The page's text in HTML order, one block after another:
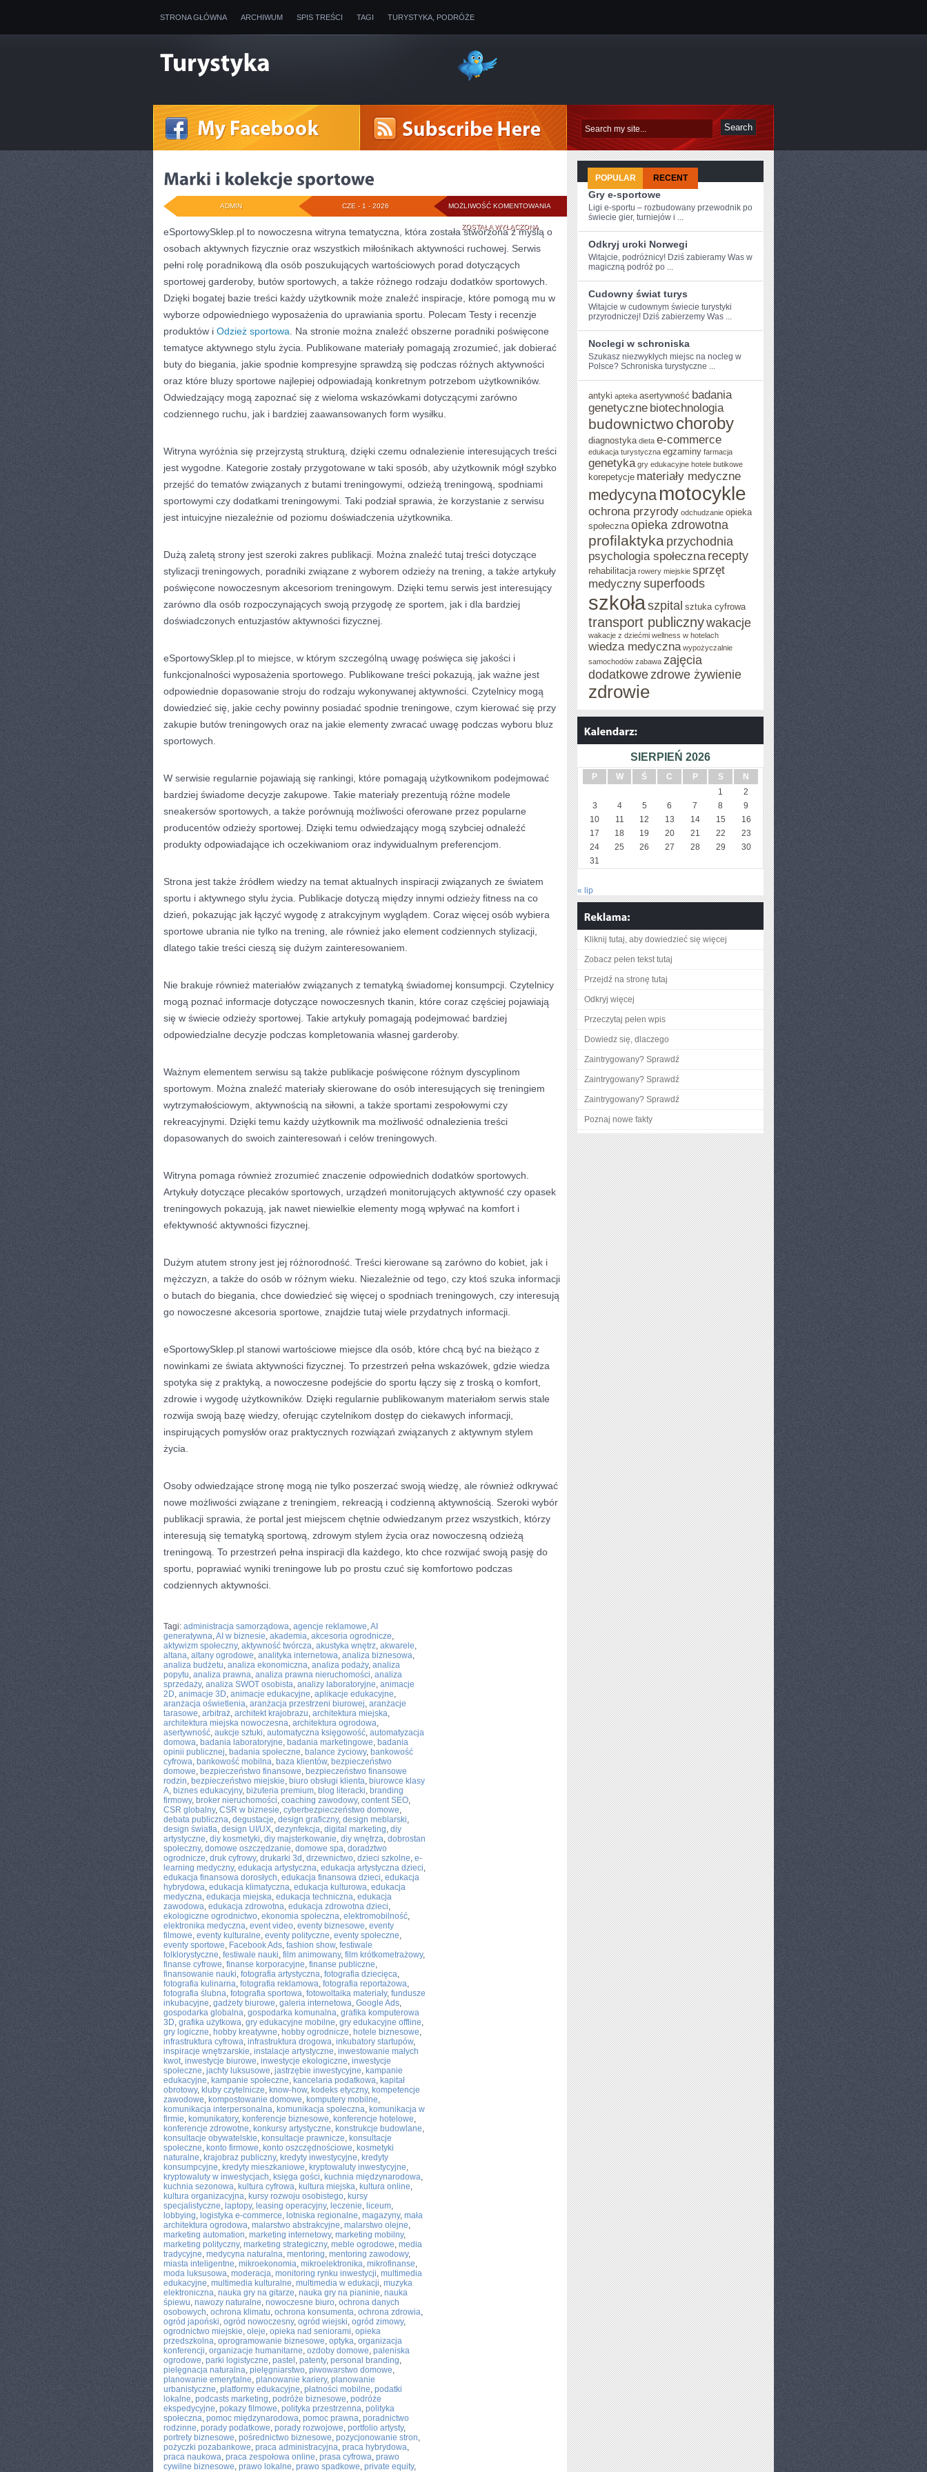
STRONA GŁÓWNA ARCHIWUM SPIS TREŚCI TAGI TURYSTYKA, PODRÓŻE
MOŻLIWOŚĆ KOMENTOWANIA MARKI
KOLEKCJE
SPORTOWE
ZOSTAŁA WYŁĄCZONA
CZE - 1 - 2026
ADMIN
eSportowySklep.pl to nowoczesna witryna tematyczna, która została stworzona z myślą o
osobach aktywnych fizycznie oraz wszystkich miłośnikach aktywności ruchowej. Serwis
pełni rolę poradnikową dla osób poszukujących wartościowych porad dotyczących
sportowej garderoby, butów sportowych, a także różnego rodzaju dodatków sportowych.
Dzięki bogatej bazie treści każdy użytkownik może znaleźć inspiracje, które pomogą mu w
wyborze odpowiedniego wyposażenia do uprawiania sportu. Polecam Testy i recenzje
produktów i Odzież sportowa . Na stronie można znaleźć obszerne poradniki poświęcone
tematyce aktywnego stylu życia. Publikowane materiały pomagają zrozumieć, jak dobierać
buty do biegania, jakie spodnie kompresyjne sprawdzą się podczas różnych aktywności
oraz które bluzy sportowe najlepiej odpowiadają konkretnym potrzebom użytkowników.
Odwiedzający mogą zapoznać się z wieloma wskazówkami dotyczącymi zarówno
codziennego ruchu, jak i bardziej zaawansowanych form wysiłku.
Witryna wyróżnia się przejrzystą strukturą, dzięki czemu odnalezienie interesujących treści
jest wygodne. Kategorie zostały przygotowane w taki sposób, aby użytkownik mógł szybko
przejść do tematów związanych z butami treningowymi, odzieżą treningową, spodniami
sportowymi czy dodatkami treningowymi. Taki podział sprawia, że korzystanie z serwisu
jest intuicyjne niezależnie od poziomu doświadczenia użytkownika.
Dużą zaletą strony jest szeroki zakres publikacji. Można znaleźć tutaj treści dotyczące
stylizacji treningowych, poradniki związane z wyborem odzieży na trening, a także artykuły
poświęcone nowoczesnym akcesoriom treningowym. Dzięki temu serwis jest interesujący
zarówno dla osób rozpoczynających swoją przygodę ze sportem, jak i dla bardziej
doświadczonych entuzjastów aktywności fizycznej.
eSportowySklep.pl to miejsce, w którym szczególną uwagę poświęca się jakości i
funkcjonalności wyposażenia sportowego. Publikowane treści pokazują, jak ważne jest
odpowiednie dopasowanie stroju do rodzaju wykonywanej aktywności. Czytelnicy mogą
dowiedzieć się, jakie cechy powinny posiadać spodnie treningowe, czym kierować się przy
zakupie butów treningowych oraz na jakie elementy zwracać uwagę podczas wyboru bluz
sportowych.
W serwisie regularnie pojawiają się rankingi, które pomagają użytkownikom podejmować
bardziej świadome decyzje zakupowe. Takie materiały prezentują różne modele
sneakersów sportowych, a także porównują możliwości oferowane przez popularne
producentów odzieży sportowej. Dzięki temu odwiedzający mogą szybciej odnaleźć
produkty odpowiadające ich oczekiwaniom oraz indywidualnym preferencjom.
Strona jest także źródłem wiedzy na temat aktualnych inspiracji związanych ze światem
sportu i aktywnego stylu życia. Publikacje dotyczą między innymi odzieży fitness na co
dzień, pokazując jak łączyć wygodę z atrakcyjnym wyglądem. Coraz więcej osób wybiera
sportowe ubrania nie tylko na trening, ale również jako element codziennych stylizacji,
dlatego takie treści cieszą się dużym zainteresowaniem.
Nie brakuje również materiałów związanych z tematyką świadomej konsumpcji. Czytelnicy
mogą poznać informacje dotyczące nowoczesnych tkanin, które coraz częściej pojawiają
się w świecie odzieży sportowej. Takie artykuły pomagają podejmować bardziej
odpowiedzialne decyzje podczas kompletowania własnej garderoby.
Ważnym elementem serwisu są także publikacje poświęcone różnym dyscyplinom
sportowym. Można znaleźć materiały skierowane do osób interesujących się treningiem
wytrzymałościowym, aktywnością na siłowni, a także sportami zespołowymi czy
rekreacyjnymi. Dzięki temu każdy użytkownik ma możliwość odnalezienia treści
dopasowanych do swoich zainteresowań i celów treningowych.
Witryna pomaga również zrozumieć znaczenie odpowiednich dodatków sportowych.
Artykuły dotyczące plecaków sportowych, urządzeń monitorujących aktywność czy opasek
treningowych pokazują, jak nawet niewielkie elementy mogą wpływać na komfort i
efektywność aktywności fizycznej.
Dużym atutem strony jest jej różnorodność. Treści kierowane są zarówno do kobiet, jak i
mężczyzn, a także do osób w różnym wieku. Niezależnie od tego, czy ktoś szuka informacji
o butach do biegania, chce dowiedzieć się więcej o spodniach treningowych, czy interesują
go nowoczesne akcesoria sportowe, znajdzie tutaj wiele przydatnych informacji.
eSportowySklep.pl stanowi wartościowe miejsce dla osób, które chcą być na bieżąco z
nowinkami ze świata aktywności fizycznej. To przestrzeń pełna wskazówek, gdzie wiedza
spotyka się z praktyką, a nowoczesne podejście do sportu łączy się z troską o komfort,
zdrowie i wygodę użytkowników. Dzięki regularnie publikowanym materiałom serwis stale
rozwija swoją bazę wiedzy, oferując czytelnikom dostęp do ciekawych informacji,
inspirujących pomysłów oraz praktycznych rozwiązań związanych z aktywnym stylem
życia.
Osoby odwiedzające stronę mogą nie tylko poszerzać swoją wiedzę, ale również odkrywać
nowe możliwości związane z treningiem, rekreacją i codzienną aktywnością. Szeroki wybór
publikacji sprawia, że portal jest miejscem chętnie odwiedzanym przez wszystkich, którzy
interesują się tematyką sportową, zdrowym stylem życia oraz nowoczesną odzieżą
treningową. To przestrzeń pełna inspiracji dla każdego, kto chce rozwijać swoją pasję do
sportu, poprawiać wyniki treningowe lub po prostu czuć się komfortowo podczas
codziennych aktywności.
Tagi: administracja samorządowa, agencje reklamowe,AI
generatywna,AI w biznesie, akademia, akcesoria ogrodnicze,
aktywizm społeczny, aktywność twórcza, akustyka wnętrz, akwarele,
altana, altany ogrodowe, analityka internetowa, analiza biznesowa,
analiza budżetu, analiza ekonomiczna, analiza podaży, analiza
popytu, analiza prawna, analiza prawna nieruchomości, analiza
sprzedaży, analiza SWOT osobista, analizy laboratoryjne, animacje
2D, animacje 3D, animacje edukacyjne, aplikacje edukacyjne,
aranżacja oświetlenia, aranżacja przestrzeni biurowej, aranżacje
tarasowe, arbitraż, architekt krajobrazu, architektura miejska,
architektura miejska nowoczesna, architektura ogrodowa,
asertywność, aukcje sztuki, automatyczna księgowość, automatyzacja
domowa, badania laboratoryjne, badania marketingowe, badania
opinii publicznej, badania społeczne, balance życiowy, bankowość
cyfrowa, bankowość mobilna, baza klientów, bezpieczeństwo
domowe, bezpieczeństwo finansowe, bezpieczeństwo finansowe
rodzin, bezpieczeństwo miejskie, biuro obsługi klienta, biurowce klasy
A, biznes edukacyjny, biżuteria premium, blog literacki, branding
firmowy, broker nieruchomości, coaching zawodowy, content SEO,
CSR globalny, CSR w biznesie, cyberbezpieczeństwo domowe,
debata publiczna, degustacje, design graficzny, design meblarski,
design światła, design UI/UX, dezynfekcja, digital marketing, diy
artystyczne, diy kosmetyki, diy majsterkowanie, diy wnętrza, dobrostan
społeczny, domowe oszczędzanie, domowe spa, doradztwo
ogrodnicze, druk cyfrowy, drukarki 3d , drzewnictwo, dzieci szkolne, e-
learning medyczny, edukacja artystyczna, edukacja artystyczna dzieci,
edukacja finansowa dorosłych, edukacja finansowa dzieci, edukacja
hybrydowa, edukacja klimatyczna, edukacja kulturowa, edukacja
medyczna, edukacja miejska, edukacja techniczna, edukacja
zawodowa, edukacja zdrowotna, edukacja zdrowotna dzieci,
ekologiczne ogrodnictwo, ekonomia społeczna, elektromobilność,
elektronika medyczna, event video, eventy biznesowe, eventy
filmowe, eventy kulturalne, eventy polityczne, eventy społeczne,
eventy sportowe, Facebook Ads, fashion show, festiwale
folklorystyczne, festiwale nauki, film animowany, film krótkometrażowy,
finanse cyfrowe, finanse korporacyjne, finanse publiczne,
finansowanie nauki, fotografia artystyczna, fotografia dziecięca,
fotografia kulinarna, fotografia reklamowa, fotografia reportażowa,
fotografia ślubna, fotografia sportowa, fotowoltaika materiały, fundusze
inkubacyjne, gadżety biurowe, galeria internetowa, Google Ads,
gospodarka globalna, gospodarka komunalna, grafika komputerowa
3D, grafika użytkowa, gry edukacyjne mobilne, gry edukacyjne offline,
gry logiczne, hobby kreatywne, hobby ogrodnicze, hotele biznesowe,
infrastruktura cyfrowa, infrastruktura drogowa, inkubatory startupów,
inspiracje wnętrzarskie, instalacje artystyczne, inwestowanie małych
kwot, inwestycje biurowe, inwestycje ekologiczne, inwestycje
społeczne, jachty luksusowe, jastrzębie inwestycyjne, kampanie
edukacyjne, kampanie społeczne, kancelaria podatkowa, kapitał
obrotowy, kluby czytelnicze, know-how, kodeks etyczny, kompetencje
zawodowe, kompostowanie domowe, komputery mobilne,
komunikacja interpersonalna, komunikacja społeczna, komunikacja w
firmie, komunikatory, konferencje biznesowe, konferencje hotelowe,
konferencje zdrowotne, konkursy artystyczne, konstrukcje budowlane,
konsultacje obywatelskie, konsultacje prawnicze, konsultacje
społeczne, konto firmowe, konto oszczędnościowe, kosmetyki
naturalne, krajobraz publiczny, kredyty inwestycyjne, kredyty
konsumpcyjne, kredyty mieszkaniowe, kryptowaluty inwestycyjne,
kryptowaluty w inwestycjach, księga gości, kuchnia międzynarodowa,
kuchnia sezonowa, kultura cyfrowa, kultura miejska, kultura online,
kultura organizacyjna, kursy rozwoju osobistego, kursy
specjalistyczne, laptopy, leasing operacyjny, leczenie, liceum,
lobbying, logistyka e-commerce, lotniska regionalne, magazyny, mała
architektura ogrodowa, malarstwo abstrakcyjne, malarstwo olejne,
marketing automation, marketing internetowy, marketing mobilny,
marketing polityczny, marketing strategiczny, meble ogrodowe, media
tradycyjne, medycyna naturalna, mentoring, mentoring zawodowy,
miasta inteligentne, mikroekonomia, mikroelektronika, mikrofinanse,
moda luksusowa, moderacja, monitoring rynku inwestycji, multimedia
edukacyjne, multimedia kulturalne, multimedia w edukacji, muzyka
elektroniczna, nauka gry na gitarze, nauka gry na pianinie, nauka
śpiewu, nawozy naturalne, nowoczesne biuro, ochrona danych
osobowych, ochrona klimatu, ochrona konsumenta, ochrona zdrowia,
ogród japoński, ogród nowoczesny, ogród wiejski, ogród zimowy,
ogrodnictwo miejskie, oleje, opieka nad seniorami, opieka
przedszkolna, oprogramowanie biznesowe, optyka, organizacja
konferencji, organizacje humanitarne, ozdoby domowe, paleniska
ogrodowe, parki logistyczne, pastel , patenty, personal branding,
pielęgnacja naturalna, pielęgniarstwo, piwowarstwo domowe,
planowanie emerytalne, planowanie kariery, planowanie
urbanistyczne, platformy edukacyjne, płatności mobilne, podatki
lokalne, podcasts marketing, podróże biznesowe, podróże
ekspedycyjne, pokazy filmowe, polityka przestrzenna, polityka
społeczna, pomoc międzynarodowa, pomoc prawna, poradnictwo
rodzinne, porady podatkowe, porady rozwojowe, portfolio artysty,
portrety biznesowe, pośrednictwo biznesowe, pozycjonowanie stron,
pożyczki pozabankowe, praca administracyjna, praca hybrydowa,
praca naukowa, praca zespołowa online, prasa cyfrowa, prawo
cywilne biznesowe, prawo lokalne, prawo spadkowe, private equity,
POPULAR RECENT
Gry e-sportowe
Ligi e-sportu – rozbudowany przewodnik po
świecie gier, turniejów i ...
Odkryj uroki Norwegi
Witajcie, podróżnicy! Dziś ⁤zabieramy Was⁤ w
magiczną podróż po ...
Cudowny świat turys
Witajcie w cudownym świecie turystyki
przyrodniczej! Dziś zabierzemy Was ...
Noclegi w schroniska
Szukasz⁢ niezwykłych miejsc na nocleg w
Polsce? Schroniska ⁢turystyczne ...
antyki apteka asertywność badania
genetyczne biotechnologia
budownictwo choroby
diagnostyka dieta e-commerce
edukacja turystyczna egzaminy farmacja
genetyka gry edukacyjne hotele butikowe
korepetycje materiały medyczne
medycyna motocykle
ochrona przyrody odchudzanie opieka
społeczna opieka zdrowotna
profilaktyka przychodnia
psychologia społeczna recepty
rehabilitacja rowery miejskie sprzęt
medycznysuperfoods
szkołaszpital sztuka cyfrowa
transport publicznywakacje
wakacje z dziećmi wellness w hotelach
wiedza medyczna wypożyczalnie
samochodów zabawa zajęcia
dodatkowezdrowe żywienie
zdrowie
SIERPIEŃ 2026
P W Ś C P S
N
1
2
3
4 5 6 7 8
9
10
11 12 13 14 15
16
17
18 19 20 21 22
23
24
25 26 27 28 29
30
31
« lip
Kliknij tutaj, aby dowiedzieć się więcej
Zobacz pełen tekst tutaj
Przejdź na stronę tutaj
Odkryj więcej
Przeczytaj pełen wpis
Dowiedz się, dlaczego
Zaintrygowany? Sprawdź
Zaintrygowany? Sprawdź
Zaintrygowany? Sprawdź
Poznaj nowe fakty